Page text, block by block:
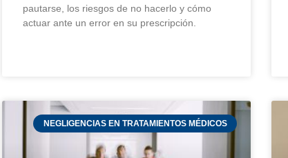
pautarse, los riesgos de no hacerlo y cómo
actuar ante un error en su prescripción.
NEGLIGENCIAS EN TRATAMIENTOS MÉDICOS